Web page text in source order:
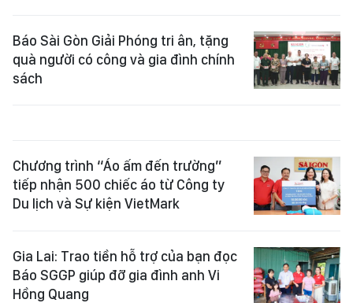
Báo Sài Gòn Giải Phóng tri ân, tặng
quà người có công và gia đình chính
sách
Chương trình “Áo ấm đến trường”
tiếp nhận 500 chiếc áo từ Công ty
Du lịch và Sự kiện VietMark
Gia Lai: Trao tiền hỗ trợ của bạn đọc
Báo SGGP giúp đỡ gia đình anh Vi
Hồng Quang